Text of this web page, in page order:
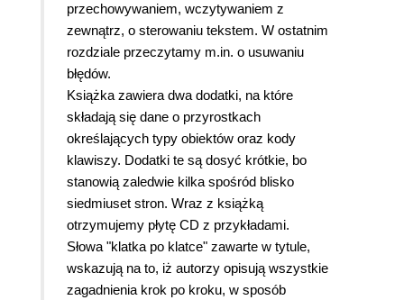
przechowywaniem, wczytywaniem z
zewnątrz, o sterowaniu tekstem. W ostatnim
rozdziale przeczytamy m.in. o usuwaniu
błędów.
Książka zawiera dwa dodatki, na które
składają się dane o przyrostkach
określających typy obiektów oraz kody
klawiszy. Dodatki te są dosyć krótkie, bo
stanowią zaledwie kilka spośród blisko
siedmiuset stron. Wraz z książką
otrzymujemy płytę CD z przykładami.
Słowa "klatka po klatce" zawarte w tytule,
wskazują na to, iż autorzy opisują wszystkie
zagadnienia krok po kroku, w sposób